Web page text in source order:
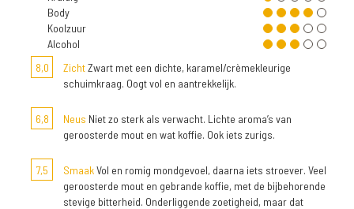
Body
Koolzuur
Alcohol
8,0
ZichtZwart met een dichte, karamel/crèmekleurige
schuimkraag. Oogt vol en aantrekkelijk.
6,8 Neus Niet zo sterk als verwacht. Lichte aroma’s van
geroosterde mout en wat koffie. Ook iets zurigs.
7,5 SmaakVol en romig mondgevoel, daarna iets stroever. Veel
geroosterde mout en gebrande koffie, met de bijbehorende
stevige bitterheid. Onderliggende zoetigheid, maar dat